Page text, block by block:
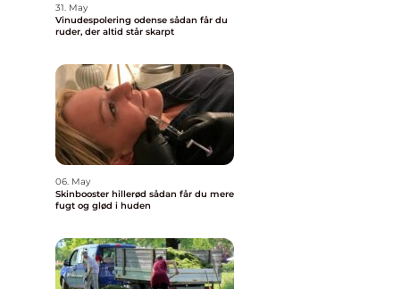
31. May
Vinudespolering odense sådan får du
ruder, der altid står skarpt
06. May
Skinbooster hillerød sådan får du mere
fugt og glød i huden